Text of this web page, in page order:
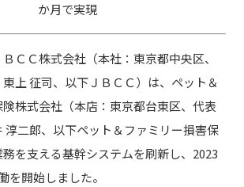
か月で実現
ＣＣ株式会社（本社：東京都中央区、
上 征司、以下ＪＢＣＣ）は、ペット＆
株式会社（本店：東京都台東区、代表
淳二郎、以下ペット＆ファミリー損害保
を支える基幹システムを刷新し、2023
を開始しました。